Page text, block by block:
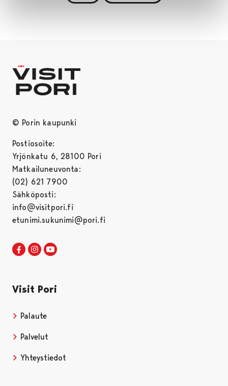
© Porin kaupunki
Postiosoite:
Yrjönkatu 6, 28100 Pori
Matkailuneuvonta:
(02) 621 7900
Sähköposti:
info@visitpori.fi
etunimi.sukunimi@pori.fi
Visit Pori Facebookissa
Avautuu uudessa välilehdessä
Visit Pori Instagrammissa
Avautuu uudessa välilehdessä
Visit Pori
Palaute
Palvelut
Yhteystiedot